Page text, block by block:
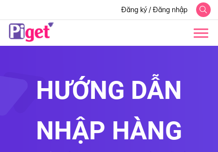
Đăng ký /Đăng nhập
HƯỚNG DẪN
NHẬP HÀNG